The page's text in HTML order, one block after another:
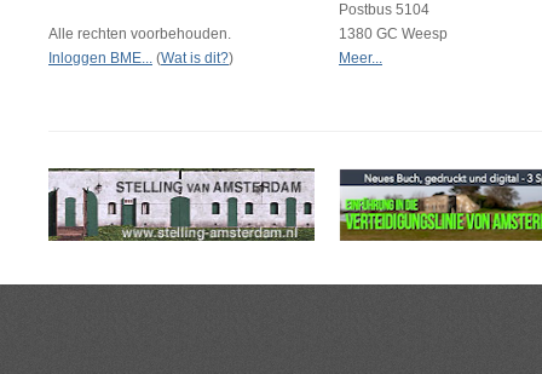
Alle rechten voorbehouden.
Inloggen BME... (Wat is dit?)
Postbus 5104
1380 GC Weesp
Meer...